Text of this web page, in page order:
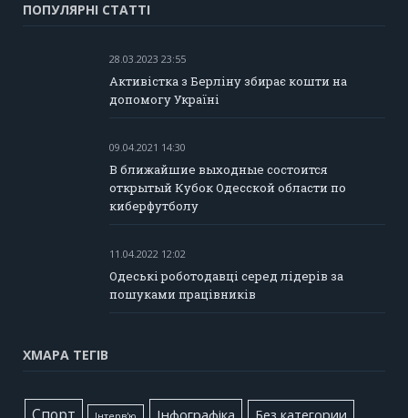
ПОПУЛЯРНІ СТАТТІ
28.03.2023 23:55
Активістка з Берліну збирає кошти на
допомогу Україні
09.04.2021 14:30
В ближайшие выходные состоится
открытый Кубок Одесской области по
киберфутболу
11.04.2022 12:02
Одеські роботодавці серед лідерів за
пошуками працівників
ХМАРА ТЕГІВ